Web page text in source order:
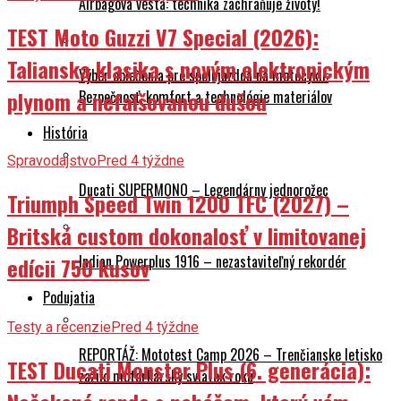
Výber oblečenia pre spolujazdca na motocykli:
Bezpečnosť, komfort a technológie materiálov
História
Ducati SUPERMONO – Legendárny jednorožec
Indian Powerplus 1916 – nezastaviteľný rekordér
Podujatia
REPORTÁŽ: Mototest Camp 2026 – Trenčianske letisko
zažilo motorkársky sviatok roku
TEST Moto Guzzi V7 Special (2026):
Talianska klasika s novým elektronickým
plynom a nefalšovanou dušou
SpravodajstvoPred 4 týždne
Triumph Speed Twin 1200 TFC (2027) –
Britská custom dokonalosť v limitovanej
edícii 750 kusov
Testy a recenziePred 4 týždne
TEST Ducati Monster Plus (6. generácia):